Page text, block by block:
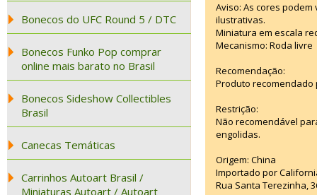
Bonecos do UFC Round 5 / DTC
Bonecos Funko Pop comprar
online mais barato no Brasil
Bonecos Sideshow Collectibles
Brasil
Canecas Temáticas
Carrinhos Autoart Brasil /
Miniaturas Autoart / Autoart
Aviso: As cores
ilustrativas.
Miniatura em escala
Mecanismo: Roda livre
Recomendação:
Produto recomendado
Restrição:
Não recomendável
engolidas.
Origem: China
Importado por
Rua Santa Terezinha,